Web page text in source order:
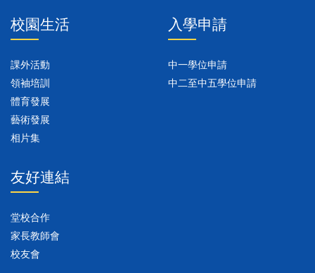
校園生活
課外活動
領袖培訓
體育發展
藝術發展
相片集
入學申請
中一學位申請
中二至中五學位申請
友好連結
堂校合作
家長教師會
校友會